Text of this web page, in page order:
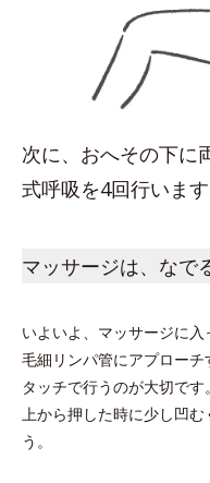
次に、おへその下に
式呼吸を4回行いま
マッサージは、なで
いよいよ、マッサージに
毛細リンパ管にアプロー
タッチで行うのが大切で
上から押した時に少し凹
う。